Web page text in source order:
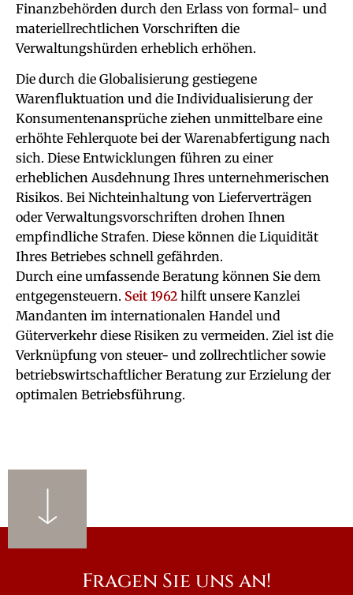
Finanzbehörden durch den Erlass von formal- und
materiellrechtlichen Vorschriften die
Verwaltungshürden erheblich erhöhen.
Die durch die Globalisierung gestiegene
Warenfluktuation und die Individualisierung der
Konsumentenansprüche ziehen unmittelbare eine
erhöhte Fehlerquote bei der Warenabfertigung nach
sich. Diese Entwicklungen führen zu einer
erheblichen Ausdehnung Ihres unternehmerischen
Risikos. Bei Nichteinhaltung von Lieferverträgen
oder Verwaltungsvorschriften drohen Ihnen
empfindliche Strafen. Diese können die Liquidität
Ihres Betriebes schnell gefährden.
Durch eine umfassende Beratung können Sie dem
entgegensteuern. Seit 1962 hilft unsere Kanzlei
Mandanten im internationalen Handel und
Güterverkehr diese Risiken zu vermeiden. Ziel ist die
Verknüpfung von steuer- und zollrechtlicher sowie
betriebswirtschaftlicher Beratung zur Erzielung der
optimalen Betriebsführung.
Fragen Sie uns an!